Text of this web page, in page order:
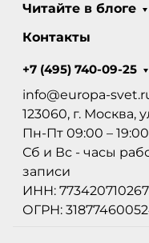
Читайте в блоге
Контакты
+7 (495) 740-09-25
info@europa-
123060, г. Москва,
Пн-Пт 09:00 – 19:00
Сб и Вс - часы
записи
ИНН: 773420710267
ОГРН: